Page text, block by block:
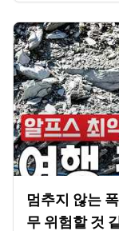
Mini Pro3
멈추지 않는
무 위험할 것